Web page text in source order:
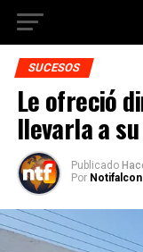
SUCESOS
Le ofreció
llevarla a
Publicado
Por Notifalcon